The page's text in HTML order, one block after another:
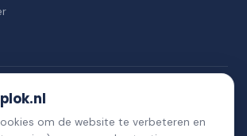
en evenementen in je inbox.
om de website te verbeteren en